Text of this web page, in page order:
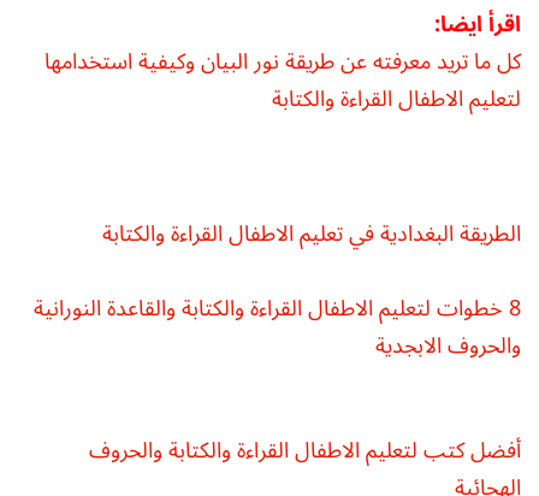
اقرأ ايضا:
كل ما تريد معرفته عن طريقة نور البيان وكيفية استخدامها
لتعليم الاطفال القراءة والكتابة
الطريقة البغدادية في تعليم الاطفال القراءة والكتابة
8 خطوات لتعليم الاطفال القراءة والكتابة والقاعدة النورانية
والحروف الابجدية
أفضل كتب لتعليم الاطفال القراءة والكتابة والحروف